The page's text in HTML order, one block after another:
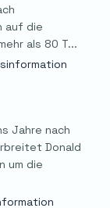
auf die
als 80 T...
Jahre nach
Donald
um die